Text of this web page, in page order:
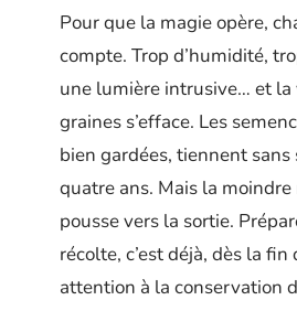
Pour que la magie opère,
compte. Trop d’humidité,
une lumière intrusive… et
graines s’efface. Les
bien gardées, tiennent
quatre ans. Mais la
pousse vers la sortie.
récolte, c’est déjà, dès la fin
attention à la conservation